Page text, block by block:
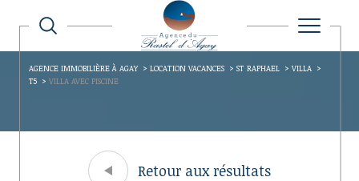
AGENCE IMMOBILIÈRE À AGAY LOCATION VACANCES ST RAPHAEL
VILLA
T5
VILLA AVEC PISCINE
Retour aux résultats